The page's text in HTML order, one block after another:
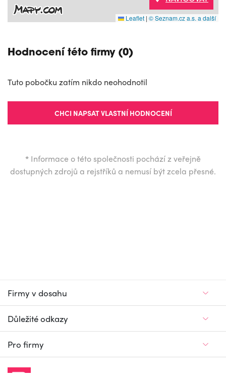
Leaflet | © Seznam.cz a.s. a další
Hodnocení této firmy (0)
Tuto pobočku zatím nikdo neohodnotil
CHCI NAPSAT VLASTNÍ HODNOCENÍ
* Informace o této společnosti pochází z veřejně
dostupných zdrojů a rejstříků a nemusí být zcela přesné.
Firmy v dosahu
Důležité odkazy
Pro firmy